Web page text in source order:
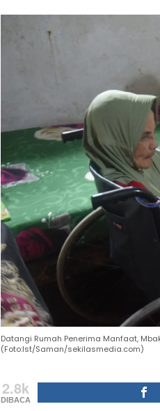
Datangi Rumah Penerima Manfaat,
(Foto:Ist/Saman/sekilasmedia.com)
2.8k
DIBACA